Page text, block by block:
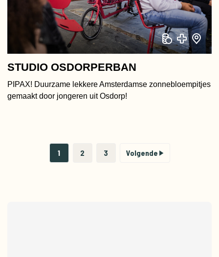
STUDIO OSDORPERBAN
PIPAX! Duurzame lekkere Amsterdamse zonnebloempitjes
gemaakt door jongeren uit Osdorp!
1 2 3 Volgende